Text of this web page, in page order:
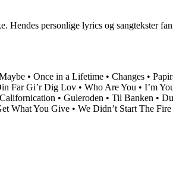
Hendes personlige lyrics og sangtekster
• Once in a Lifetime • Changes •
Far Gi’r Dig Lov • Who Are You • I’m
Californication • Guleroden • Til Banken •
What You Give • We Didn’t Start The Fire